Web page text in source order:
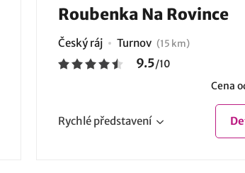
Roubenka Na Rovince
Český ráj Turnov (15 km)
9.5/10
Cena
Rychlé představení